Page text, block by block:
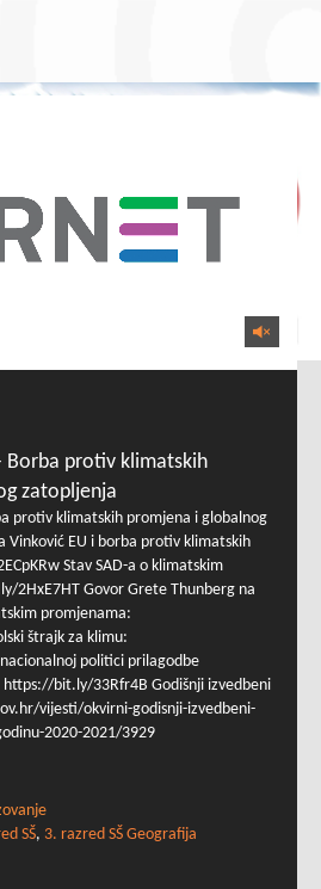
Borba protiv klimatskih
zatopljenja
protiv klimatskih promjena i globalnog
Vinković EU i borba protiv klimatskih
Stav SAD-a o klimatskim
2HxE7HT Govor Grete Thunberg na
promjenama:
štrajk za klimu:
politici prilagodbe
bit.ly/33Rfr4B Godišnji izvedbeni
vijesti/okvirni-godisnji-izvedbeni-
2020-2021/3929
SŠ, 3. razred SŠ Geografija